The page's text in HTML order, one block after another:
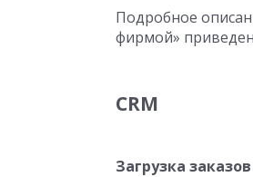
Подробное
фирмой»
CRM
Загрузка